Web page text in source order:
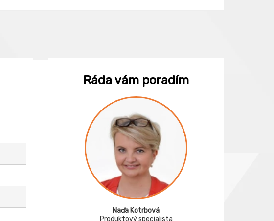
Ráda vám poradím
Naďa Kotrbová
Produktový specialista